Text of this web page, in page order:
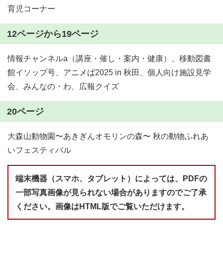
育児コーナー
12ページから19ページ
情報チャンネルa（講座・催し・案内・健康）、移動図書
館イソップ号、アニメば2025 in 秋田、個人向け施設見学
会、みんなの・わ、広報クイズ
20ページ
大森山動物園〜あきぎんオモリンの森〜 秋の動物ふれあ
いフェスティバル
端末機器（スマホ、タブレット）によっては、PDFの
一部写真画像が見られない場合がありますのでご了承
ください。画像はHTML版でご覧いただけます。